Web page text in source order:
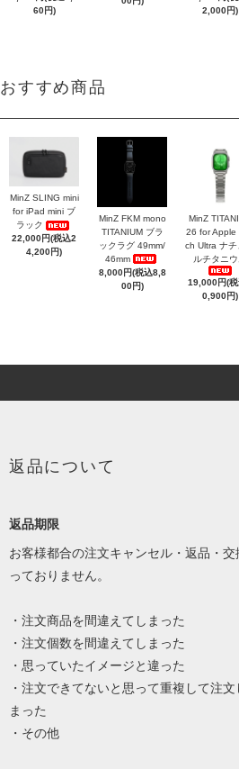
60円)
2,000円)
おすすめ商品
MinZ SLING mini
for iPad mini ブ
ラック
22,000円(税込2
4,200円)
MinZ FKM mono
TITANIUM ブラ
ックラグ 49mm/
46mm
8,000円(税込8,8
00円)
MinZ
26 for Apple
ch Ultra ナチ
ルチタニ
19,000円(
0,900円)
返品について
返品期限
お客様都合の注文キャンセル・返品・交
っておりません。
・注文商品を間違えてしまった
・注文個数を間違えてしまった
・思っていたイメージと違った
・注文できてないと思って重複して注文
まった
・その他